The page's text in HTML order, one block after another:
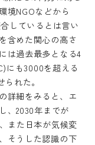
境NGOなどから
しているとは言い
含めた関心の高さ
は過去最多となる4
にも3000を超える
れた。
細をみると、
エ
、2030年までが
また日本が気候変
そうした認識の下